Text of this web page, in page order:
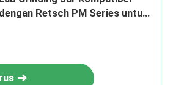
dengan Retsch PM Series untuk